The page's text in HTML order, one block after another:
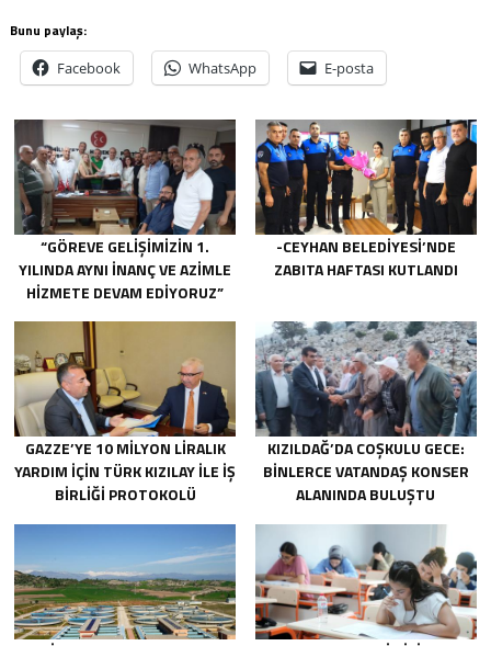
Bunu paylaş:
Facebook WhatsApp E-posta
“GÖREVE GELIŞIMIZIN 1.
YILINDA AYNI INANÇ VE AZIMLE
HIZMETE DEVAM EDIYORUZ”
-CEYHAN BELEDIYESI’NDE
ZABITA HAFTASI KUTLANDI
GAZZE’YE 10 MILYON LIRALIK
YARDIM IÇIN TÜRK KIZILAY ILE IŞ
BIRLIĞI PROTOKOLÜ
KIZILDAĞ’DA COŞKULU GECE:
BINLERCE VATANDAŞ KONSER
ALANINDA BULUŞTU